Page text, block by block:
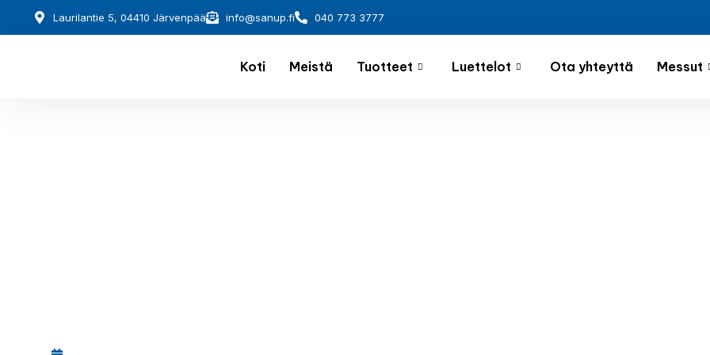
Laurilantie 5, 04410 Järvenpää info@sanup.fi 040 773 3777
Koti Meistä Tuotteet Luettelot Ota yhteyttä Messut